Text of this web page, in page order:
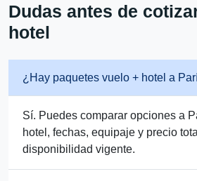
Dudas antes de
hotel
¿Hay paquetes vuelo + hotel a
Sí. Puedes comparar opciones a
hotel, fechas, equipaje y precio
disponibilidad vigente.